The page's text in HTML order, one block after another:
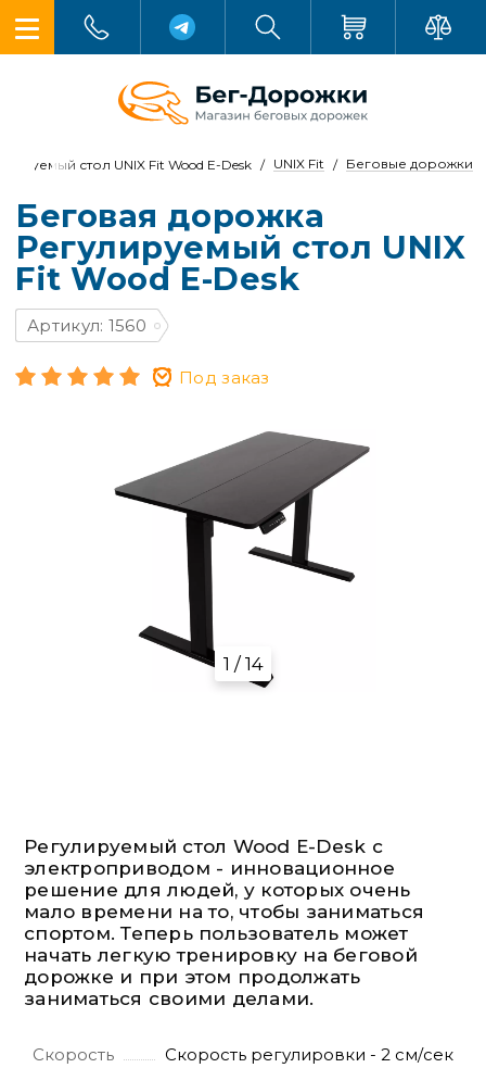
Беговые дорожки
UNIX Fit
стол UNIX Fit Wood E-Desk
Беговая дорожка
Регулируемый стол UNIX
Fit Wood E-Desk
Артикул: 1560
Под заказ
1 / 14
Регулируемый стол Wood E-Desk с
электроприводом - инновационное
решение для людей, у которых очень
мало времени на то, чтобы заниматься
спортом. Теперь пользователь может
начать легкую тренировку на беговой
дорожке и при этом продолжать
заниматься своими делами.
Скорость
Скорость регулировки - 2 см/сек